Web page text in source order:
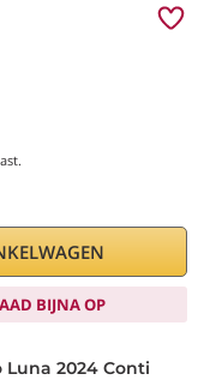
BIJNA OP
Luna 2024 Conti